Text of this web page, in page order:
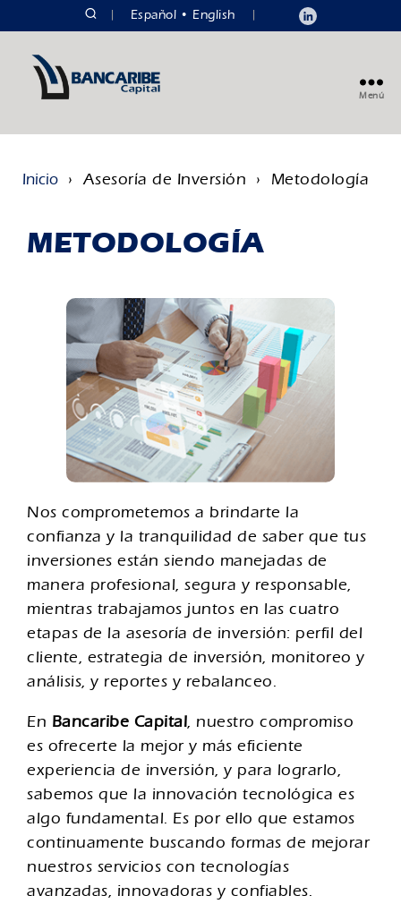
Español English
Menú
Inicio › Asesoría de Inversión › Metodología
METODOLOGÍA
Nos comprometemos a brindarte la
confianza y la tranquilidad de saber que tus
inversiones están siendo manejadas de
manera profesional, segura y responsable,
mientras trabajamos juntos en las cuatro
etapas de la asesoría de inversión: perfil del
cliente, estrategia de inversión, monitoreo y
análisis, y reportes y rebalanceo.
En Bancaribe Capital, nuestro compromiso
es ofrecerte la mejor y más eficiente
experiencia de inversión, y para lograrlo,
sabemos que la innovación tecnológica es
algo fundamental. Es por ello que estamos
continuamente buscando formas de mejorar
nuestros servicios con tecnologías
avanzadas, innovadoras y confiables.